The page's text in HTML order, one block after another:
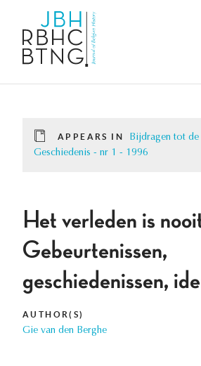
APPEARS IN
Bijdragen tot de
Geschiedenis - nr 1 - 1996
Het verleden is
Gebeurtenissen,
geschiedenissen,
AUTHOR(S)
Gie van den Berghe